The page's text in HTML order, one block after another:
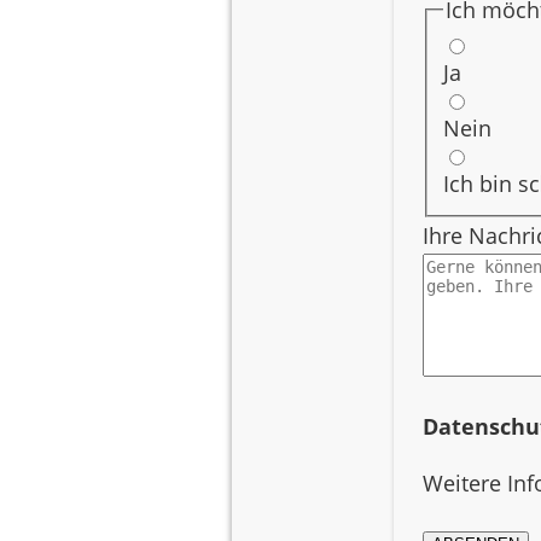
Ich
Ja
Nein
Ich bin
Ihre
Weitere